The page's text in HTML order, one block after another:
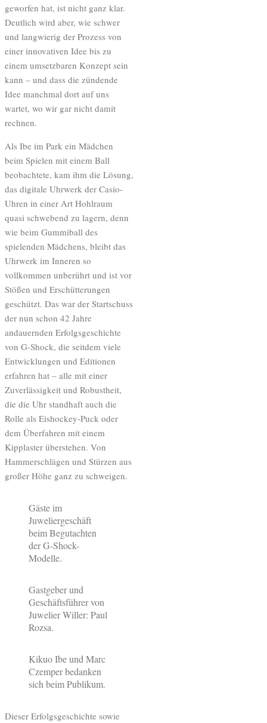
geworfen hat, ist nicht ganz klar.
Deutlich wird aber, wie schwer
und langwierig der Prozess von
einer innovativen Idee bis zu
einem umsetzbaren Konzept sein
kann – und dass die zündende
Idee manchmal dort auf uns
wartet, wo wir gar nicht damit
rechnen.
Als Ibe im Park ein Mädchen
beim Spielen mit einem Ball
beobachtete, kam ihm die Lösung,
das digitale Uhrwerk der Casio-
Uhren in einer Art Hohlraum
quasi schwebend zu lagern, denn
wie beim Gummiball des
spielenden Mädchens, bleibt das
Uhrwerk im Inneren so
vollkommen unberührt und ist vor
Stößen und Erschütterungen
geschützt. Das war der Startschuss
der nun schon 42 Jahre
andauernden Erfolgsgeschichte
von G-Shock, die seitdem viele
Entwicklungen und Editionen
erfahren hat – alle mit einer
Zuverlässigkeit und Robustheit,
die die Uhr standhaft auch die
Rolle als Eishockey-Puck oder
dem Überfahren mit einem
Kipplaster überstehen. Von
Hammerschlägen und Stürzen aus
großer Höhe ganz zu schweigen.
Gäste im
Juweliergeschäft
beim Begutachten
der G-Shock-
Modelle.
Gastgeber und
Geschäftsführer von
Juwelier Willer: Paul
Rozsa.
Kikuo Ibe und Marc
Czemper bedanken
sich beim Publikum.
Dieser Erfolgsgeschichte sowie